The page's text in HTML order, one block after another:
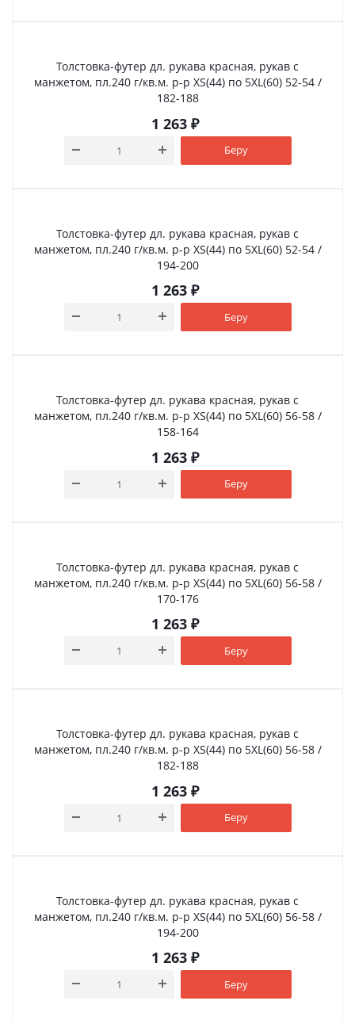
Толстовка-футер дл. рукава красная, рукав с
манжетом, пл.240 г/кв.м. р-р XS(44) по 5XL(60) 52-54 /
182-188
1 263₽
Беру
Толстовка-футер дл. рукава красная, рукав с
манжетом, пл.240 г/кв.м. р-р XS(44) по 5XL(60) 52-54 /
194-200
1 263₽
Беру
Толстовка-футер дл. рукава красная, рукав с
манжетом, пл.240 г/кв.м. р-р XS(44) по 5XL(60) 56-58 /
158-164
1 263₽
Беру
Толстовка-футер дл. рукава красная, рукав с
манжетом, пл.240 г/кв.м. р-р XS(44) по 5XL(60) 56-58 /
170-176
1 263₽
Беру
Толстовка-футер дл. рукава красная, рукав с
манжетом, пл.240 г/кв.м. р-р XS(44) по 5XL(60) 56-58 /
182-188
1 263₽
Беру
Толстовка-футер дл. рукава красная, рукав с
манжетом, пл.240 г/кв.м. р-р XS(44) по 5XL(60) 56-58 /
194-200
1 263₽
Беру